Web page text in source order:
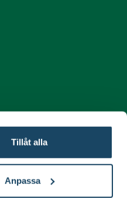
Tillåt alla
Anpassa